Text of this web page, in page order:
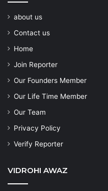
about us
Contact us
Home
Join Reporter
Our Founders Member
Our Life Time Member
Our Team
Privacy Policy
Verify Reporter
VIDROHI AWAZ